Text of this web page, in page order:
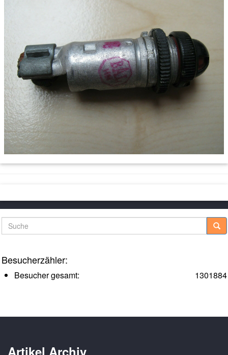
Suche
Besucherzähler:
1301884
Besucher gesamt:
Artikel Archiv